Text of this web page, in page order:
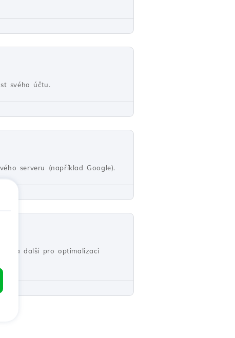
svého účtu.
serveru (například Google).
a další pro optimalizaci